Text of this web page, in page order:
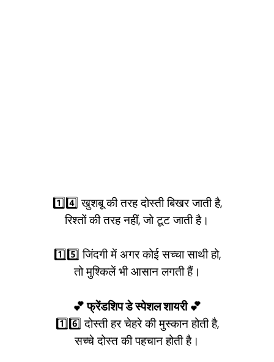
1️⃣4️⃣ खुशबू की तरह दोस्ती बिखर जाती है,
रिश्तों की तरह नहीं, जो टूट जाती है।
1️⃣5️⃣ जिंदगी में अगर कोई सच्चा साथी हो,
तो मुश्किलें भी आसान लगती हैं।
💕 फ्रेंडशिप डे स्पेशल शायरी 💕
1️⃣6️⃣ दोस्ती हर चेहरे की मुस्कान होती है,
सच्चे दोस्त की पहचान होती है।